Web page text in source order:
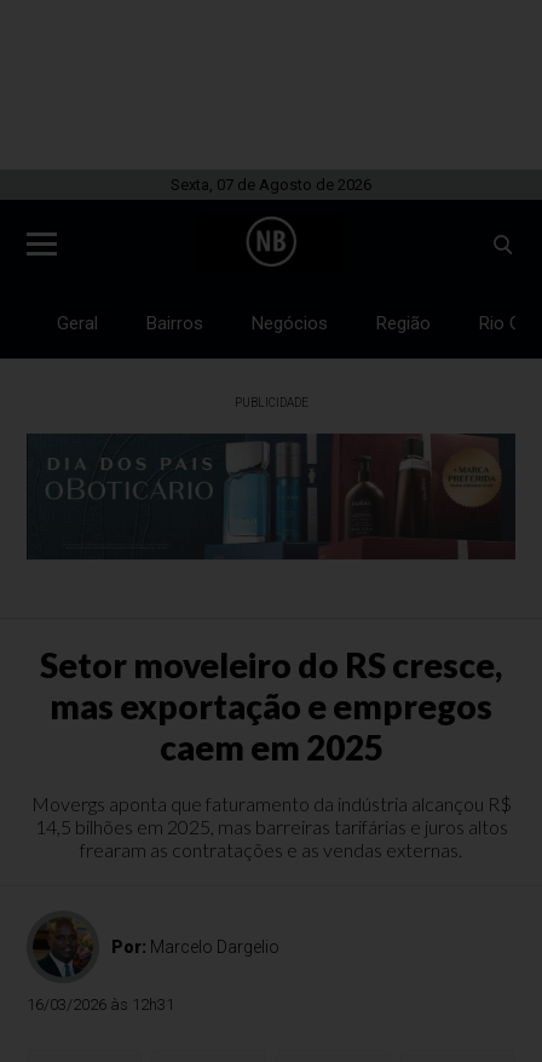
Sexta, 07 de Agosto de 2026
Geral Bairros Negócios Região Rio
PUBLICIDADE
Setor moveleiro do RS cresce,
mas exportação e empregos
caem em 2025
Movergs aponta que faturamento da indústria alcançou R$
14,5 bilhões em 2025, mas barreiras tarifárias e juros altos
frearam as contratações e as vendas externas.
Por: Marcelo Dargelio
16/03/2026 às 12h31